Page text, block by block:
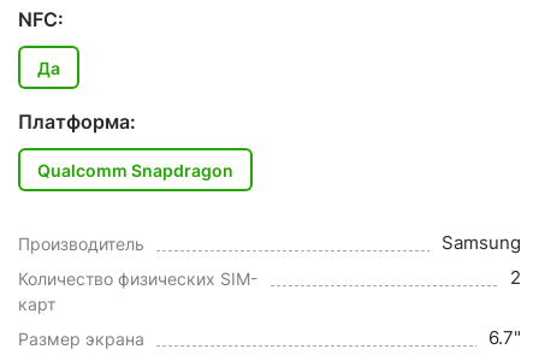
NFC:
Да
Платформа:
Qualcomm Snapdragon
Производитель Samsung
Количество физических SIM-
карт
2
Размер экрана 6.7"